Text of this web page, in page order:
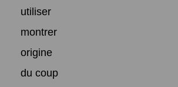
utiliser
montrer
origine
du coup